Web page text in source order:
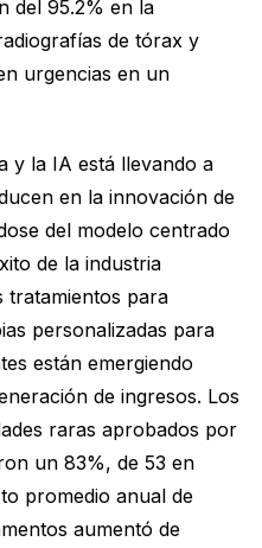
del 95.2% en la
de tórax y
urgencias en un
y la IA está llevando a
en la innovación de
del modelo centrado
de la industria
tratamientos para
personalizadas para
están emergiendo
de ingresos. Los
raras aprobados por
un 83%, de 53 en
promedio anual de
aumentó de